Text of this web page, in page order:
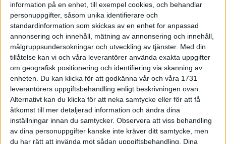
information på en enhet, till exempel cookies, och behandlar
personuppgifter, såsom unika identifierare och
standardinformation som skickas av en enhet for anpassad
annonsering och innehåll, mätning av annonsering och innehåll,
målgruppsundersokningar och utveckling av tjänster. Med din
tillåtelse kan vi och våra leverantörer använda exakta uppgifter
om geografisk positionering och identifiering via skanning av
enheten. Du kan klicka för att godkänna vår och våra 1731
leverantörers uppgiftsbehandling enligt beskrivningen ovan.
Alternativt kan du klicka för att neka samtycke eller för att få
åtkomst till mer detaljerad information och ändra dina
inställningar innan du samtycker. Observera att viss behandling
av dina personuppgifter kanske inte kräver ditt samtycke, men
du har rätt att invända mot sådan uppgiftsbehandling. Dina
Norrlänningar firade semester i
Strängnäs
28 jun 1998
Maratonlöparna bäst i Trosa
I år fick Andervang kransen
27 jun 1998
Intresset ökar för Lidingöloppet
26 jun 1998